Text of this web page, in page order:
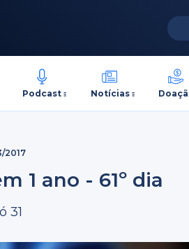
Podcast Notícias
2017
1 ano - 61º dia
31